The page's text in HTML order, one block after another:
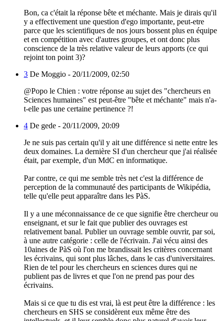
Bon, ca c'était la réponse bête et méchante. Mais je dirais qu'il
y a effectivement une question d'ego importante, peut-etre
parce que les scientifiques de nos jours bossent plus en équipe
et en compétition avec d'autres groupes, et ont donc plus
conscience de la très relative valeur de leurs apports (ce qui
rejoint ton point 3)?
3 De Moggio - 20/11/2009, 02:50
@Popo le Chien : votre réponse au sujet des "chercheurs en
Sciences humaines" est peut-être "bête et méchante" mais n'a-
t-elle pas une certaine pertinence ?!
4 De gede - 20/11/2009, 20:09
Je ne suis pas certain qu'il y ait une différence si nette entre les
deux domaines. La dernière SI d'un chercheur que j'ai réalisée
était, par exemple, d'un MdC en informatique.
Par contre, ce qui me semble très net c'est la différence de
perception de la communauté des participants de Wikipédia,
telle qu'elle peut apparaître dans les PàS.
Il y a une méconnaissance de ce que signifie être chercheur ou
enseignant, et sur le fait que publier des ouvrages est
relativement banal. Publier un ouvrage semble ouvrir, par soi,
à une autre catégorie : celle de l'écrivain. J'ai vécu ainsi des
10aines de PàS où l'on me brandissait les critères concernant
les écrivains, qui sont plus lâches, dans le cas d'universitaires.
Rien de tel pour les chercheurs en sciences dures qui ne
publient pas de livres et que l'on ne prend pas pour des
écrivains.
Mais si ce que tu dis est vrai, là est peut être la différence : les
chercheurs en SHS se considèrent eux même être des